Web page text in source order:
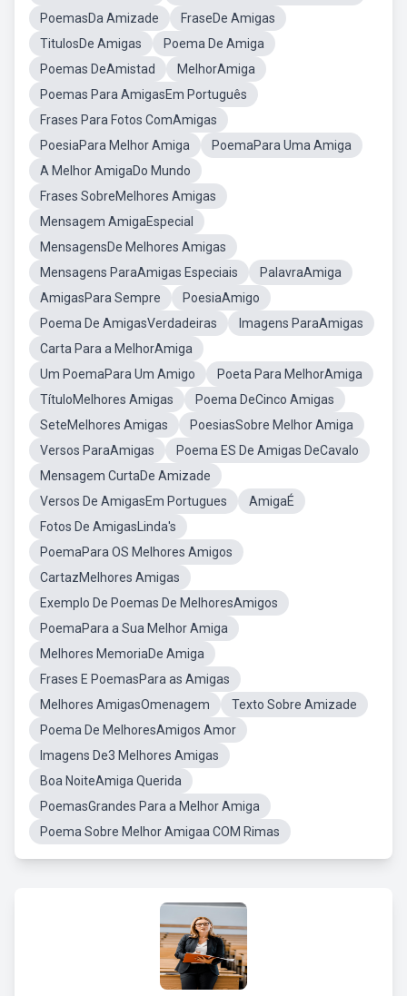
PoemasDa Amizade
FraseDe Amigas
TitulosDe Amigas
Poema De Amiga
Poemas DeAmistad
MelhorAmiga
Poemas Para AmigasEm Português
Frases Para Fotos ComAmigas
PoesiaPara Melhor Amiga
PoemaPara Uma Amiga
A Melhor AmigaDo Mundo
Frases SobreMelhores Amigas
Mensagem AmigaEspecial
MensagensDe Melhores Amigas
Mensagens ParaAmigas Especiais
PalavraAmiga
AmigasPara Sempre
PoesiaAmigo
Poema De AmigasVerdadeiras
Imagens ParaAmigas
Carta Para a MelhorAmiga
Um PoemaPara Um Amigo
Poeta Para MelhorAmiga
TítuloMelhores Amigas
Poema DeCinco Amigas
SeteMelhores Amigas
PoesiasSobre Melhor Amiga
Versos ParaAmigas
Poema ES De Amigas DeCavalo
Mensagem CurtaDe Amizade
Versos De AmigasEm Portugues
AmigaÉ
Fotos De AmigasLinda's
PoemaPara OS Melhores Amigos
CartazMelhores Amigas
Exemplo De Poemas De MelhoresAmigos
PoemaPara a Sua Melhor Amiga
Melhores MemoriaDe Amiga
Frases E PoemasPara as Amigas
Melhores AmigasOmenagem
Texto Sobre Amizade
Poema De MelhoresAmigos Amor
Imagens De3 Melhores Amigas
Boa NoiteAmiga Querida
PoemasGrandes Para a Melhor Amiga
Poema Sobre Melhor Amigaa COM Rimas